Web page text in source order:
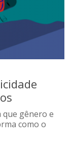
que gênero e
como o